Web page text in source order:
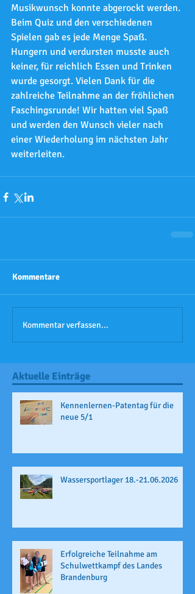
Musikwunsch konnte abgerockt werden.
Beim Quiz und den verschiedenen
Spielen gab es jede Menge Spaß.
Hungern und verdursten musste auch
keiner, für reichlich Essen und Trinken
wurde gesorgt. Vielen Dank für die
zahlreiche Teilnahme an der fröhlichen
Faschingsrunde! Wir hatten viel Spaß
und werden den Wunsch vieler nach
einer Wiederholung im nächsten Jahr
weiterleiten.
Kommentare
Kommentar verfassen...
Aktuelle Einträge
Kennenlernen-Patentag für die
neue 5/1
Wassersportlager 18.-21.06.2026
Erfolgreiche Teilnahme am
Schulwettkampf des Landes
Brandenburg